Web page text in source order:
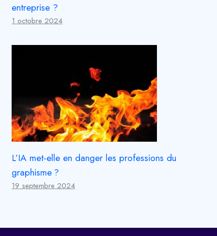
entreprise ?
1 octobre 2024
L’IA met-elle en danger les professions du
graphisme ?
19 septembre 2024